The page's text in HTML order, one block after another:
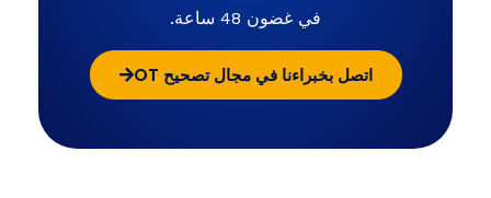
في غضون 48 ساعة.
اتصل بخبراءنا في مجال تصحيح OT